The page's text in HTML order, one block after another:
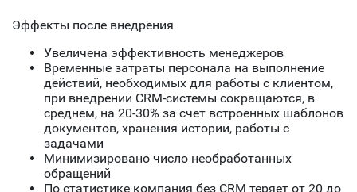
Эффекты после внедрения
Увеличена эффективность менеджеров
Временные затраты персонала на выполнение
действий, необходимых для работы с клиентом,
при внедрении CRM-системы сокращаются, в
среднем, на 20-30% за счет встроенных шаблонов
документов, хранения истории, работы с
задачами
Минимизировано число необработанных
обращений
По статистике компания без CRM теряет от 20 до